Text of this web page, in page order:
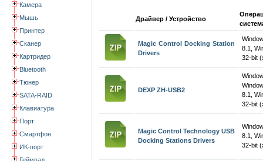
Камера
Мышь
Принтер
Сканер
Картридер
Bluetooth
Тюнер
SATA-RAID
Клавиатура
Порт
Смартфон
ИК-порт
Геймпад
Драйвер / Устройство
Magic Control Docking Station
Drivers
8.1,
32-bit
DEXP ZH-USB2
8.1,
32-bit
Magic Control Technology USB
Docking Stations Drivers
8.1,
32-bit